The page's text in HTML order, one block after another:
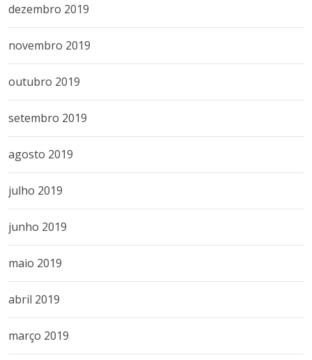
dezembro 2019
novembro 2019
outubro 2019
setembro 2019
agosto 2019
julho 2019
junho 2019
maio 2019
abril 2019
março 2019